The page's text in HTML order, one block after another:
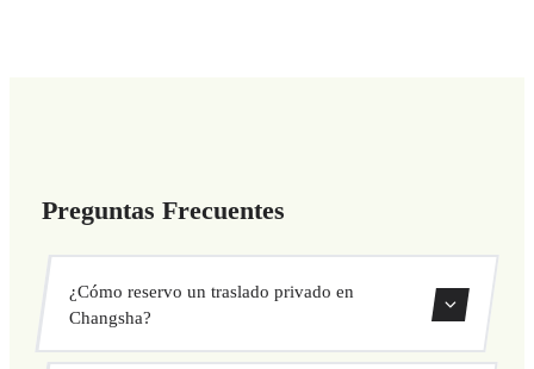
Preguntas Frecuentes
¿Cómo reservo un traslado privado en
Changsha?